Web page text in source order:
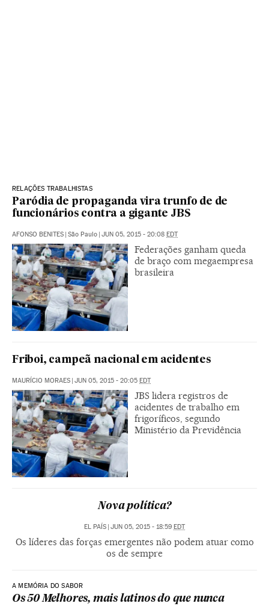
RELAÇÕES TRABALHISTAS
Paródia de propaganda vira trunfo de de
funcionários contra a gigante JBS
AFONSO BENITES São Paulo JUN 05, 2015 - 20:08 EDT
Federações ganham queda
de braço com megaempresa
brasileira
Friboi, campeã nacional em acidentes
MAURÍCIO MORAES JUN 05, 2015 - 20:05 EDT
JBS lidera registros de
acidentes de trabalho em
frigoríficos, segundo
Ministério da Previdência
Nova política?
EL PAÍS | JUN 05, 2015 - 18:59 EDT
Os líderes das forças emergentes não podem atuar como
os de sempre
A MEMÓRIA DO SABOR
Os 50 Melhores, mais latinos do que nunca